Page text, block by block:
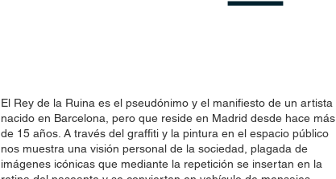
El Rey de la Ruina es el pseudónimo y el manifiesto de un artista
nacido en Barcelona, pero que reside en Madrid desde hace más
de 15 años. A través del graffiti y la pintura en el espacio público
nos muestra una visión personal de la sociedad, plagada de
imágenes icónicas que mediante la repetición se insertan en la